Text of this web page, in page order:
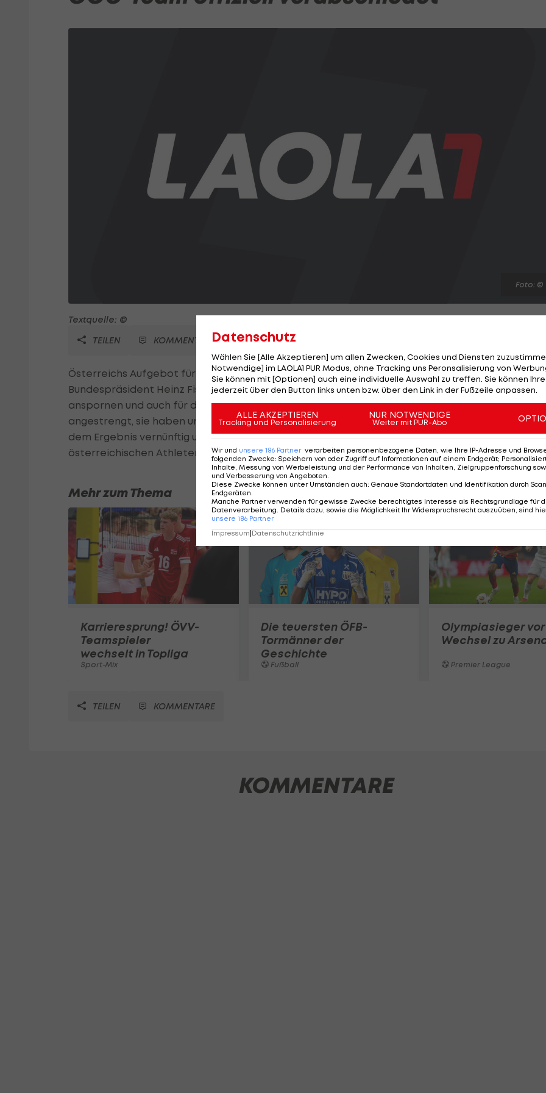
Foto: ©
Textquelle: ©
TEILEN
KOMMENTARE
Österreichs Aufgebot für die Olympischen Spiele in London wurde am Montag von
Bundespräsident Heinz Fischer in der Wiener Hofburg offiziell verabschiedet. "Ich will Sie
anspornen und auch für die Zeit nach Olympia ermutigen. Wie immer es ausfällt, Sie haben sich
angestrengt, sie haben unsere Sympathien und wir haben die Daumen gedrückt. Gehen Sie mit
dem Ergebnis vernünftig und selbstbewusst um", sagte Fischer in Anwesenheit von 39 der 70
österreichischen Athleten.
Mehr zum Thema
Karrieresprung! ÖVV-
Teamspieler
wechselt in Topliga
Sport-Mix
Die teuersten ÖFB-
Tormänner der
Geschichte
Fußball
Olympiasieger vor
Wechsel zu
Premier League
TEILEN KOMMENTARE
KOMMENTARE
Datenschutz
Wählen Sie [Alle Akzeptieren] um allen Zwecken, Cookies und Diensten
Notwendige] im LAOLA1 PUR Modus, ohne Tracking uns Peronsalisierung von
Sie können mit [Optionen] auch eine individuelle Auswahl zu treffen. Sie können
jederzeit über den Button links unten bzw. über den Link in der Fußzeile anpassen.
ALLE AKZEPTIEREN
Tracking und Personalisierung
NUR NOTWENDIGE
Weiter mit PUR-Abo
Wir und unsere 186 Partner verarbeiten personenbezogene Daten, wie Ihre IP-Adresse und
folgenden Zwecke: Speichern von oder Zugriff auf Informationen auf einem Endgerät;
Inhalte, Messung von Werbeleistung und der Performance von Inhalten, Zielgruppenforschung
und Verbesserung von Angeboten
Diese Zwecke können unter Umständen auch: Genaue Standortdaten und Identifikation durch
Endgeräten
Manche Partner verwenden für gewisse Zwecke berechtigtes Interesse als Rechtsgrundlage für
Datenverarbeitung. Details dazu, sowie die Möglichkeit Ihr Widerspruchsrecht auszuüben, sind
unsere 186 Partner
Impressum|Datenschutzrichtlinie